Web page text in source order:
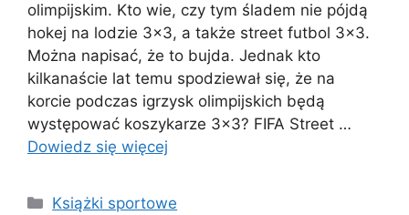
olimpijskim. Kto wie, czy tym śladem nie pójdą
hokej na lodzie 3×3, a także street futbol 3×3.
Można napisać, że to bujda. Jednak kto
kilkanaście lat temu spodziewał się, że na
korcie podczas igrzysk olimpijskich będą
występować koszykarze 3×3? FIFA Street …
Dowiedz się więcej
Kategorie
Książki sportowe